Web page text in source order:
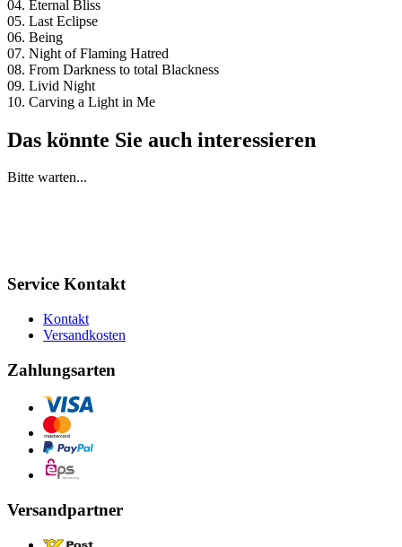
04. Eternal Bliss
05. Last Eclipse
06. Being
07. Night of Flaming Hatred
08. From Darkness to total Blackness
09. Livid Night
10. Carving a Light in Me
Das könnte Sie auch interessieren
Bitte warten...
Service Kontakt
Kontakt
Versandkosten
Zahlungsarten
Versandpartner